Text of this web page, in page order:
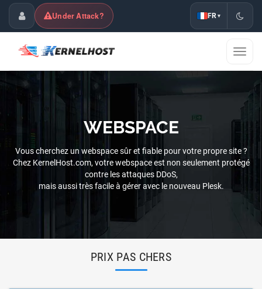
Espace ClientUnder Attack? FR ▾
WEBSPACE
Vous cherchez un webspace sûr et fiable pour votre propre site ?
Chez KernelHost.com, votre webspace est non seulement protégé
contre les attaques DDoS,
mais aussi très facile à gérer avec le nouveau Plesk.
PRIX PAS CHERS